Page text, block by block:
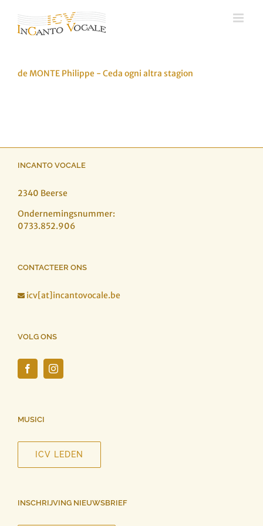
inhoud
de MONTE Philippe - Ceda ogni altra stagion
INCANTO VOCALE
2340 Beerse
Ondernemingsnummer:
0733.852.906
CONTACTEER ONS
 icv[at]incantovocale.be
VOLG ONS
MUSICI
ICV LEDEN
INSCHRIJVING NIEUWSBRIEF